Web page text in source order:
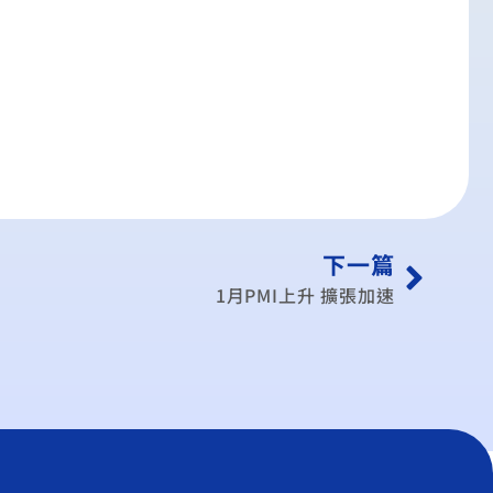
下一篇
1月PMI上升 擴張加速